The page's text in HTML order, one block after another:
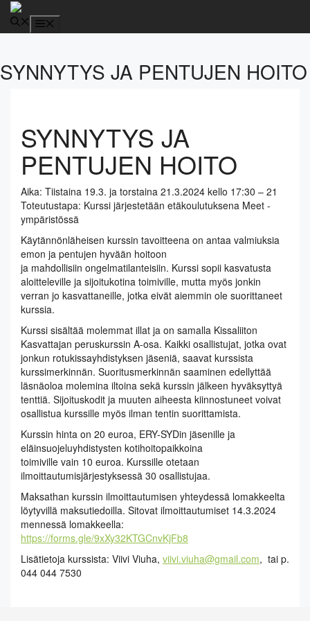
Siirry
sisältöön
SYNNYTYS JA PENTUJEN HOITO
SYNNYTYS JA
PENTUJEN HOITO
Aika: Tiistaina 19.3. ja torstaina 21.3.2024 kello 17:30 – 21
Toteutustapa: Kurssi järjestetään etäkoulutuksena Meet -
ympäristössä
Käytännönläheisen kurssin tavoitteena on antaa valmiuksia
emon ja pentujen hyvään hoitoon
ja mahdollisiin ongelmatilanteisiin. Kurssi sopii kasvatusta
aloitteleville ja sijoitukotina toimiville, mutta myös jonkin
verran jo kasvattaneille, jotka eivät aiemmin ole suorittaneet
kurssia.
Kurssi sisältää molemmat illat ja on samalla Kissaliiton
Kasvattajan peruskurssin A-osa. Kaikki osallistujat, jotka ovat
jonkun rotukissayhdistyksen jäseniä, saavat kurssista
kurssimerkinnän. Suoritusmerkinnän saaminen edellyttää
läsnäoloa molemina iltoina sekä kurssin jälkeen hyväksyttyä
tenttiä. Sijoituskodit ja muuten aiheesta kiinnostuneet voivat
osallistua kurssille myös ilman tentin suorittamista.
Kurssin hinta on 20 euroa, ERY-SYDin jäsenille ja
eläinsuojeluyhdistysten kotihoitopaikkoina
toimiville vain 10 euroa. Kurssille otetaan
ilmoittautumisjärjestyksessä 30 osallistujaa.
Maksathan kurssin ilmoittautumisen yhteydessä lomakkeelta
löytyvillä maksutiedoilla. Sitovat ilmoittautumiset 14.3.2024
mennessä lomakkeella:
https://forms.gle/9xXy32KTGCnvKjFb8
Lisätietoja kurssista: Viivi Viuha, viivi.viuha@gmail.com, tai p.
044 044 7530